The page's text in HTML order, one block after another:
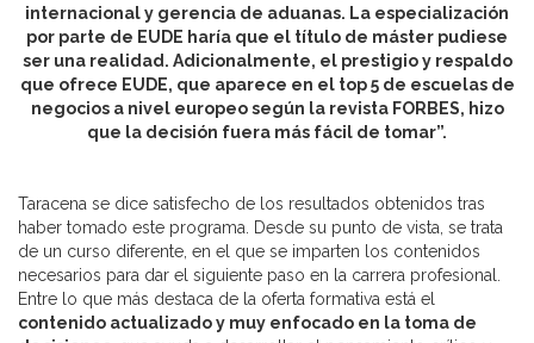
internacional y gerencia de aduanas. La especialización
por parte de EUDE haría que el título de máster pudiese
ser una realidad. Adicionalmente, el prestigio y respaldo
que ofrece EUDE, que aparece en el top 5 de escuelas de
negocios a nivel europeo según la revista FORBES, hizo
que la decisión fuera más fácil de tomar”.
Taracena se dice satisfecho de los resultados obtenidos tras
haber tomado este programa. Desde su punto de vista, se trata
de un curso diferente, en el que se imparten los contenidos
necesarios para dar el siguiente paso en la carrera profesional.
Entre lo que más destaca de la oferta formativa está el
contenido actualizado y muy enfocado en la toma de